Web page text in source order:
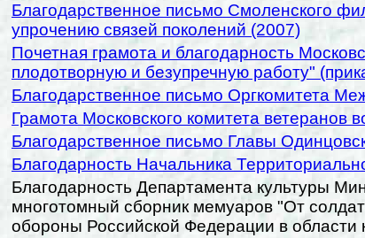
Благодарственное письмо Смоленского
упрочению связей поколений (2007)
Почетная грамота и благодарность
плодотворную и безупречную работу"
Благодарственное письмо Оргкомитета
Грамота Московского комитета ветеранов
Благодарственное письмо Главы
Благодарность Начальника
Благодарность Департамента культуры
многотомный сборник мемуаров "От
обороны Российской Федерации в области